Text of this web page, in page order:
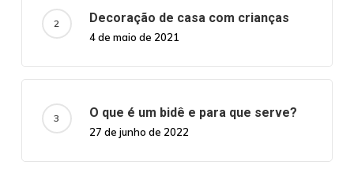
Decoração de casa com crianças
4 de maio de 2021
O que é um bidê e para que serve?
27 de junho de 2022